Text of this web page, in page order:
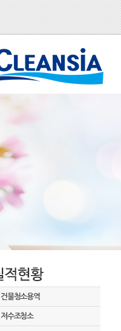
건물청소용역
저수조청소